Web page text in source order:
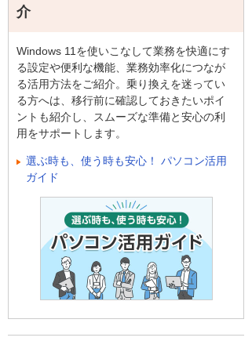
介
Windows 11を使いこなして業務を快適にす
る設定や便利な機能、業務効率化につなが
る活用方法をご紹介。乗り換えを迷ってい
る方へは、移行前に確認しておきたいポイ
ントも紹介し、スムーズな準備と安心の利
用をサポートします。
選ぶ時も、使う時も安心！ パソコン活用
ガイド